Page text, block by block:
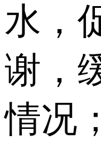
水，
谢，
情况；